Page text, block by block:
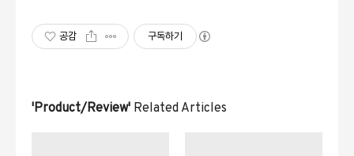
공감 구독하기
'Product/Review' Related Articles